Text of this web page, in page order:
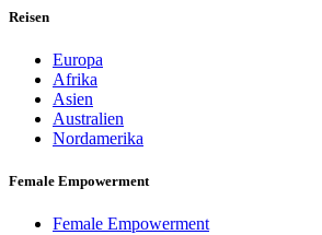
Reisen
Europa
Afrika
Asien
Australien
Nordamerika
Female Empowerment
Female Empowerment